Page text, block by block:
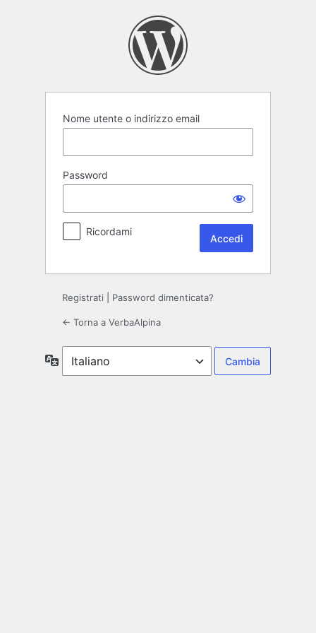
Nome utente o indirizzo email
Password
Ricordami
Registrati Password dimenticata?
← Torna a VerbaAlpina
Lingua